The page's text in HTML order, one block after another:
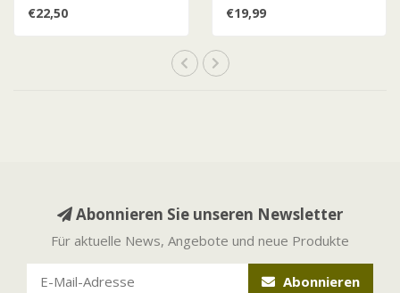
Stufen L
€22,50 Stufen / 20 x 10 x 10
€19,99
Abonnieren Sie unseren Newsletter
Für aktuelle News, Angebote und neue Produkte
Abonnieren